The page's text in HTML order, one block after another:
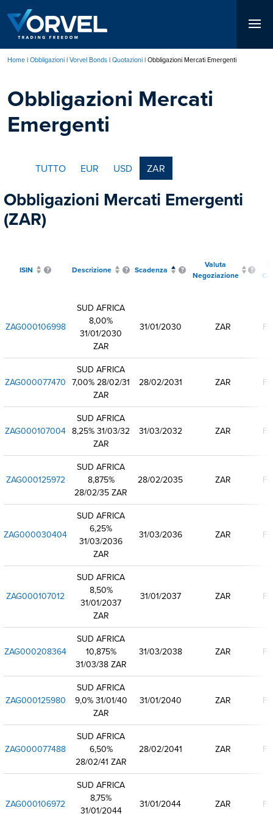
contenuto
principale
di
pane
Home Obbligazioni Vorvel Bonds Quotazioni Obbligazioni Mercati Emergenti
Obbligazioni Mercati
Emergenti
TUTTO EUR USD ZAR
Obbligazioni Mercati Emergenti
(ZAR)
ISIN Descrizione Scadenza
Valuta
Negoziazione
ZAG000106998
SUD AFRICA
8,00%
31/01/2030
ZAR
31/01/2030 ZAR
ZAG000077470
SUD AFRICA
7,00% 28/02/31
ZAR
28/02/2031 ZAR
ZAG000107004
SUD AFRICA
8,25% 31/03/32
ZAR
31/03/2032 ZAR
ZAG000125972
SUD AFRICA
8,875%
28/02/35 ZAR
28/02/2035 ZAR
ZAG000030404
SUD AFRICA
6,25%
31/03/2036
ZAR
31/03/2036 ZAR
ZAG000107012
SUD AFRICA
8,50%
31/01/2037
ZAR
31/01/2037 ZAR
ZAG000208364
SUD AFRICA
10,875%
31/03/38 ZAR
31/03/2038 ZAR
ZAG000125980
SUD AFRICA
9,0% 31/01/40
ZAR
31/01/2040 ZAR
ZAG000077488
SUD AFRICA
6,50%
28/02/41 ZAR
28/02/2041 ZAR
ZAG000106972
SUD AFRICA
8,75%
31/01/2044
31/01/2044 ZAR